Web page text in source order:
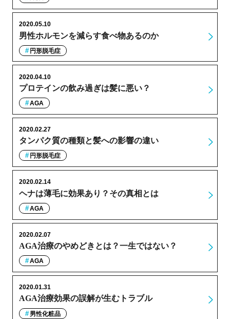
男性ホルモンを減らす食べ物あるのか
2020.05.10
円形脱毛症
プロテインの飲み過ぎは髪に悪い？
2020.04.10
AGA
タンパク質の種類と髪への影響の違い
2020.02.27
円形脱毛症
ヘナは薄毛に効果あり？その真相とは
2020.02.14
AGA
AGA治療のやめどきとは？一生ではない？
2020.02.07
AGA
AGA治療効果の誤解が生むトラブル
2020.01.31
男性化粧品